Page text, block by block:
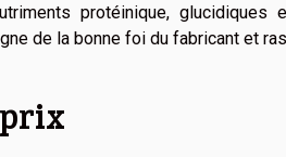
protéinique,
de la bonne foi du fabricant et